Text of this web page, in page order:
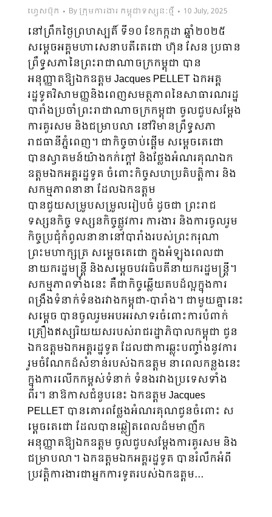
ហ្វេសប៊ុក By ក្រុមការងារ កម្ពុជាទស្សនៈថ្មី 10 July, 2025
នៅព្រឹកថ្ងៃព្រហស្បតិ៍ ទី១០ ខែកក្កដា ឆ្នាំ២០២៥
សម្ដេចអគ្គមហាសេនាបតីតេជោ ហ៊ុន សែន ប្រធាន
ព្រឹទ្ធស​ភា​នៃព្រះរាជាណាចក្រកម្ពុជា បាន
អនុញ្ញាតឱ្យឯកឧត្តម Jacques PELLET ឯកអគ្គ
រដ្ឋទូតវិសាមញ្ញនិងពេញសមត្ថភាពនៃសាធារណរដ្ឋ
បារាំងប្រចាំព្រះរាជាណាចក្រកម្ពុជា ចូលជួបសម្ដែង
ការគួរសម និងជម្រាបលា នៅវិមានព្រឹទ្ធសភា
រាជធានីភ្នំពេញ។ ជាកិច្ចចាប់ផ្តើម សម្ដេចតេជោ
បានស្វាគមន៍យ៉ាងកក់ក្តៅ និងថ្លែងអំណរគុណឯក
ឧត្តមឯកអគ្គរដ្ឋទូត ចំពោះកិច្ចសហប្រតិបត្តិការ និង
សកម្មភាពនានា ដែលឯកឧត្តម
បានជួយសម្រួបសម្រួលរៀបចំ​ ដូចជា ព្រះរាជ
ទស្សនកិច្ច ទស្សនកិច្ចផ្លូវការ ការងារ និងការចូលរួម
កិច្ចប្រជុំកំពូលនានានៅបារាំងរបស់ព្រះករុណា
ព្រះមហាក្សត្រ សម្តេចតេជោ ក្នុងអំឡុងពេលជា
នាយករដ្ឋមន្រ្តី និងសម្តេចបវរធិបតីនាយករដ្ឋមន្រ្តី។
សកម្មភាពទាំងនេះ គឺជាកិច្ចឆ្លើយតបដ៏ល្អក្នុងការ
ពង្រឹងទំនាក់ទំនងរវាងកម្ពុជា-បារាំង។ ជាមួយគ្នានេះ
សម្តេច បានចូលរួមអបអរសាទរចំពោះការបំពាក់
គ្រឿងឥស្សរិយយសរបស់រាជរដ្ឋាភិបាលកម្ពុជា ជូន
ឯកឧត្តមឯកអគ្គរដ្ឋទូត ដែលជាការឆ្លុះបញ្ចាំងនូវការ
រួមចំណែកដ៏សំខាន់របស់ឯកឧត្តម នាពេលកន្លងនេះ
ក្នុងការលើកកម្ពស់ទំនាក់ ទំនងរវាងប្រទេសទាំង
ពីរ។ នាឱកាសជំនួបនេះ ឯកឧត្តម Jacques
PELLET បានគោរពថ្លែងអំណរគុណជូនចំពោះ ស
ម្តេចតេជោ ដែលបានឆ្លៀតពេលដ៏មមាញឹក
អនុញ្ញាតឱ្យឯកឧត្តម ចូលជួបសម្ដែងការគួរសម និង
ជម្រាបលា។ ឯកឧត្តមឯកអគ្គរដ្ឋទូត បានរំលឹកអំពី
ប្រវត្តិការងារជាអ្នកការទូតរបស់ឯកឧត្តម…